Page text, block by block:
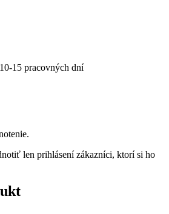
15 pracovných dní
len prihlásení zákazníci, ktorí si ho